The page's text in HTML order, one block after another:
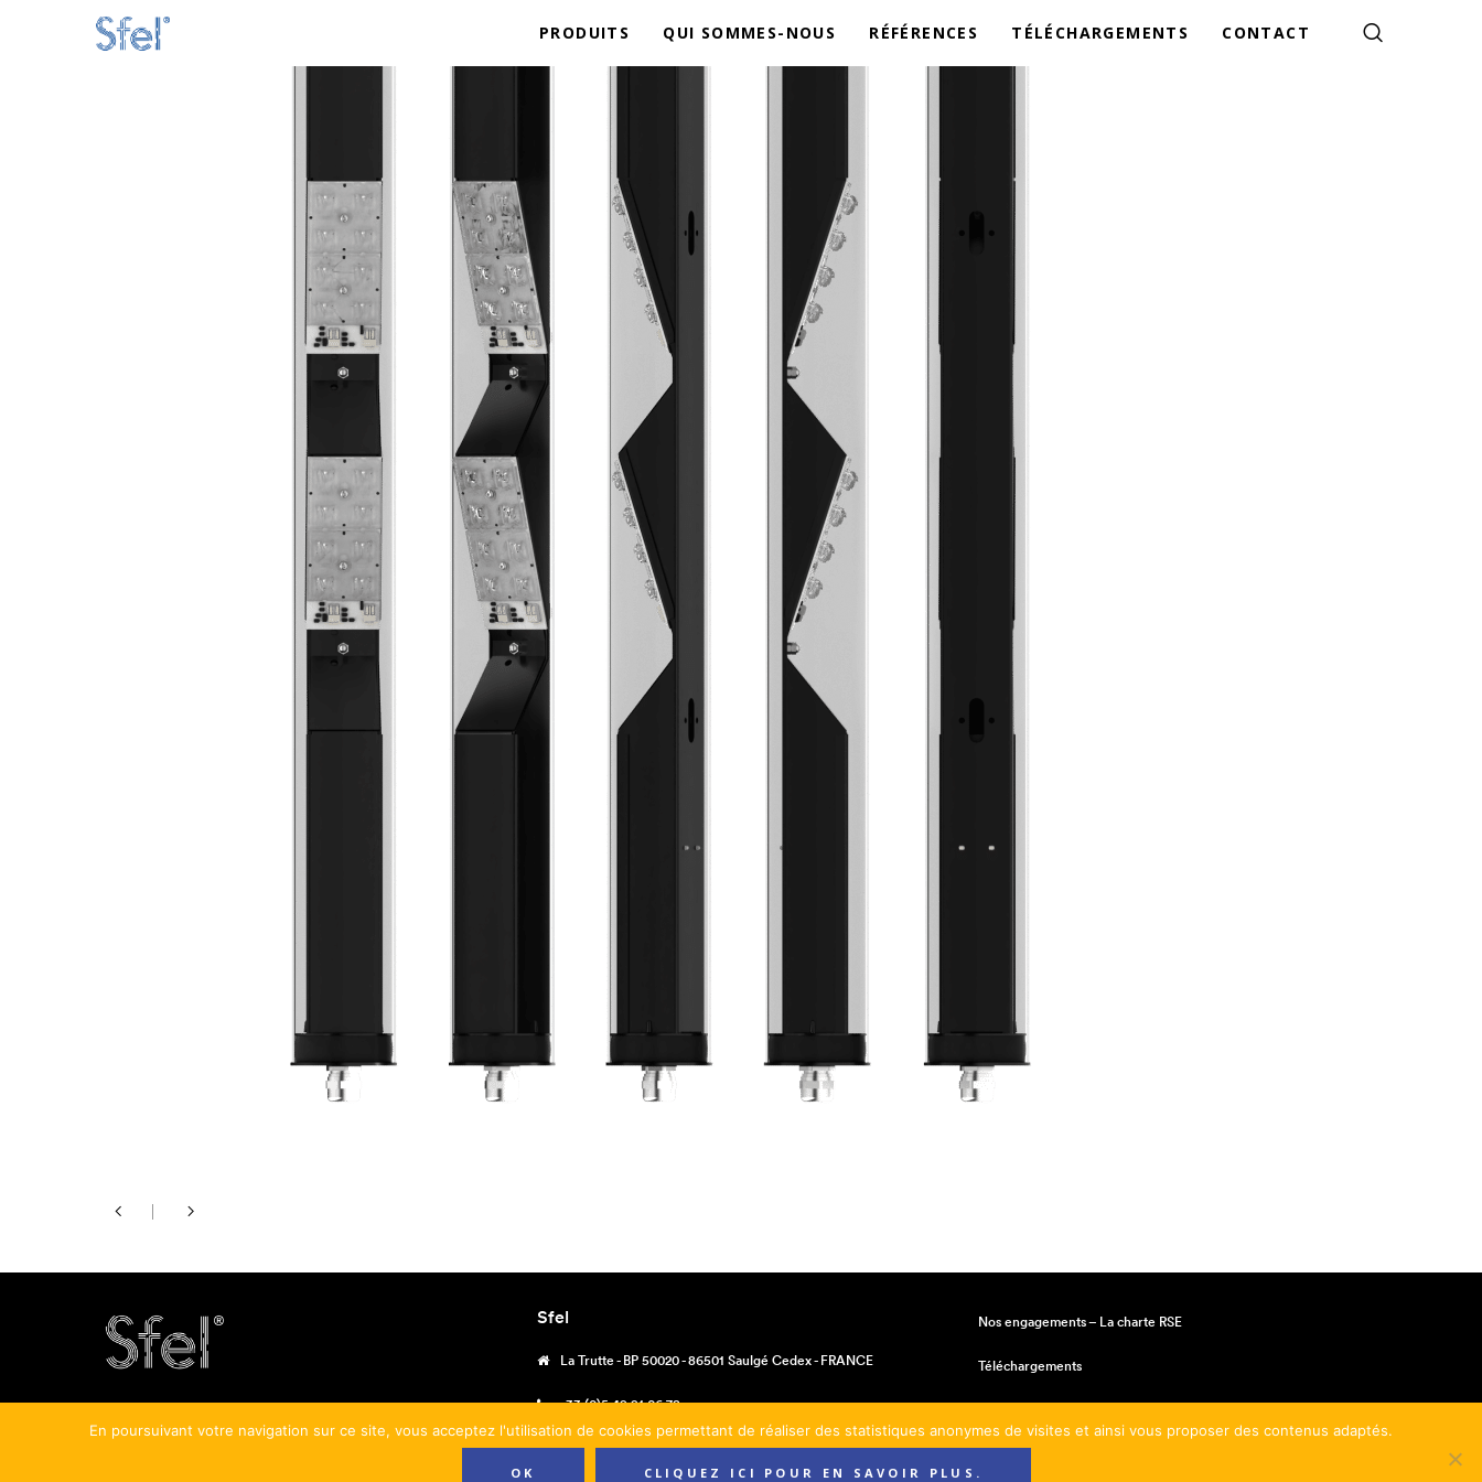
PRODUITS QUI SOMMES-NOUS RÉFÉRENCES TÉLÉCHARGEMENTS CONTACT
Sfel
La Trutte - BP 50020 - 86501 Saulgé Cedex - FRANCE
+33 (0)5 49 91 06 78
contact@sfel.fr
Nos engagements – La charte RSE
Téléchargements
Conditions générales de vente
En poursuivant votre navigation sur ce site, vous acceptez l'utilisation de cookies permettant de réaliser des statistiques anonymes de visites et ainsi vous proposer des contenus adaptés.
OK CLIQUEZ ICI POUR EN SAVOIR PLUS.